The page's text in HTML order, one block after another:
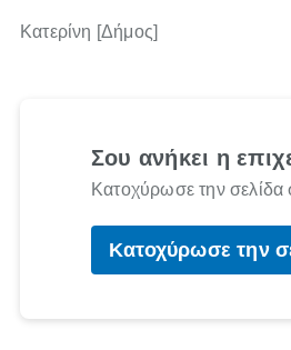
Κατερίνη [Δήμος]
Σου ανήκει η
Κατοχύρωσε την σελίδα
Κατοχύρωσε την